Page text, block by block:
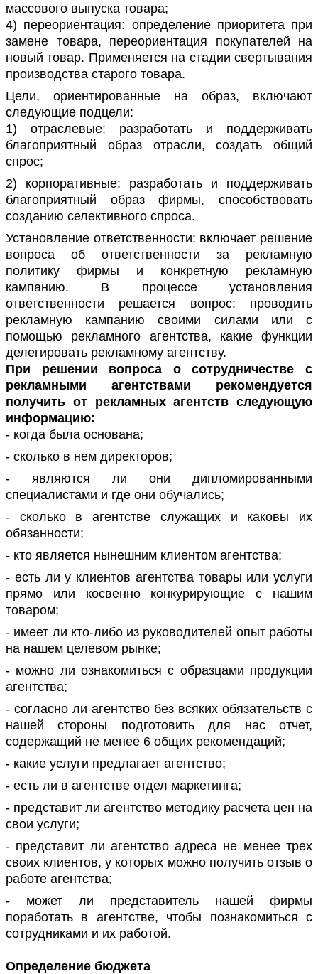
массового выпуска товара;
4) переориентация: определение приоритета при
замене товара, переориентация покупателей на
новый товар. Применяется на стадии свертывания
производства старого товара.
Цели, ориентированные на образ, включают
следующие подцели:
1) отраслевые: разработать и поддерживать
благоприятный образ отрасли, создать общий
спрос;
2) корпоративные: разработать и поддерживать
благоприятный образ фирмы, способствовать
созданию селективного спроса.
Установление ответственности: включает решение
вопроса об ответственности за рекламную
политику фирмы и конкретную рекламную
кампанию. В процессе установления
ответственности решается вопрос: проводить
рекламную кампанию своими силами или с
помощью рекламного агентства, какие функции
делегировать рекламному агентству.
При решении вопроса о сотрудничестве с
рекламными агентствами рекомендуется
получить от рекламных агентств следующую
информацию:
- когда была основана;
- сколько в нем директоров;
- являются ли они дипломированными
специалистами и где они обучались;
- сколько в агентстве служащих и каковы их
обязанности;
- кто является нынешним клиентом агентства;
- есть ли у клиентов агентства товары или услуги
прямо или косвенно конкурирующие с нашим
товаром;
- имеет ли кто-либо из руководителей опыт работы
на нашем целевом рынке;
- можно ли ознакомиться с образцами продукции
агентства;
- согласно ли агентство без всяких обязательств с
нашей стороны подготовить для нас отчет,
содержащий не менее 6 общих рекомендаций;
- какие услуги предлагает агентство;
- есть ли в агентстве отдел маркетинга;
- представит ли агентство методику расчета цен на
свои услуги;
- представит ли агентство адреса не менее трех
своих клиентов, у которых можно получить отзыв о
работе агентства;
- может ли представитель нашей фирмы
поработать в агентстве, чтобы познакомиться с
сотрудниками и их работой.
Определение бюджета